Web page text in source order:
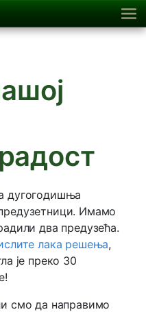
дугогодишња
Имамо
два предузећа.
лака решења,
је преко 30
смо да направимо